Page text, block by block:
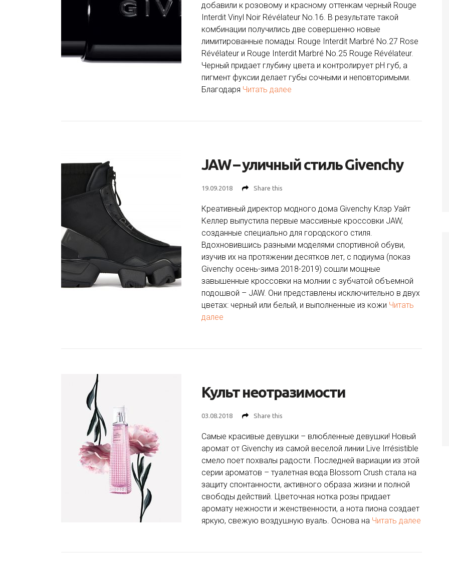
добавили к розовому и красному оттенкам черный Rouge
Interdit Vinyl Noir Révélateur No.16. В результате такой
комбинации получились две совершенно новые
лимитированные помады: Rouge Interdit Marbré No.27 Rose
Révélateur и Rouge Interdit Marbré No.25 Rouge Révélateur.
Черный придает глубину цвета и контролирует рН губ, а
пигмент фуксии делает губы сочными и неповторимыми.
Благодаря Читать далее
JAW – уличный стиль Givenchy
19.09.2018 Share this
Креативный директор модного дома Givenchy Клэр Уайт
Келлер выпустила первые массивные кроссовки JAW,
созданные специально для городского стиля.
Вдохновившись разными моделями спортивной обуви,
изучив их на протяжении десятков лет, с подиума (показ
Givenchy осень-зима 2018-2019) сошли мощные
завышенные кроссовки на молнии с зубчатой объемной
подошвой – JAW. Они представлены исключительно в двух
цветах: черный или белый, и выполненные из кожи Читать
далее
Культ неотразимости
03.08.2018 Share this
Самые красивые девушки – влюбленные девушки! Новый
аромат от Givenchy из самой веселой линии Live Irrésistible
смело поет похвалы радости. Последней вариации из этой
серии ароматов – туалетная вода Blossom Crush стала на
защиту спонтанности, активного образа жизни и полной
свободы действий. Цветочная нотка розы придает
аромату нежности и женственности, а нота пиона создает
яркую, свежую воздушную вуаль. Основа на Читать далее